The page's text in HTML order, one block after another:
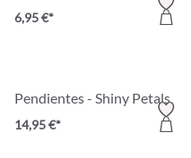
6,95 €*
Pendientes - Shiny Petals
14,95 €*